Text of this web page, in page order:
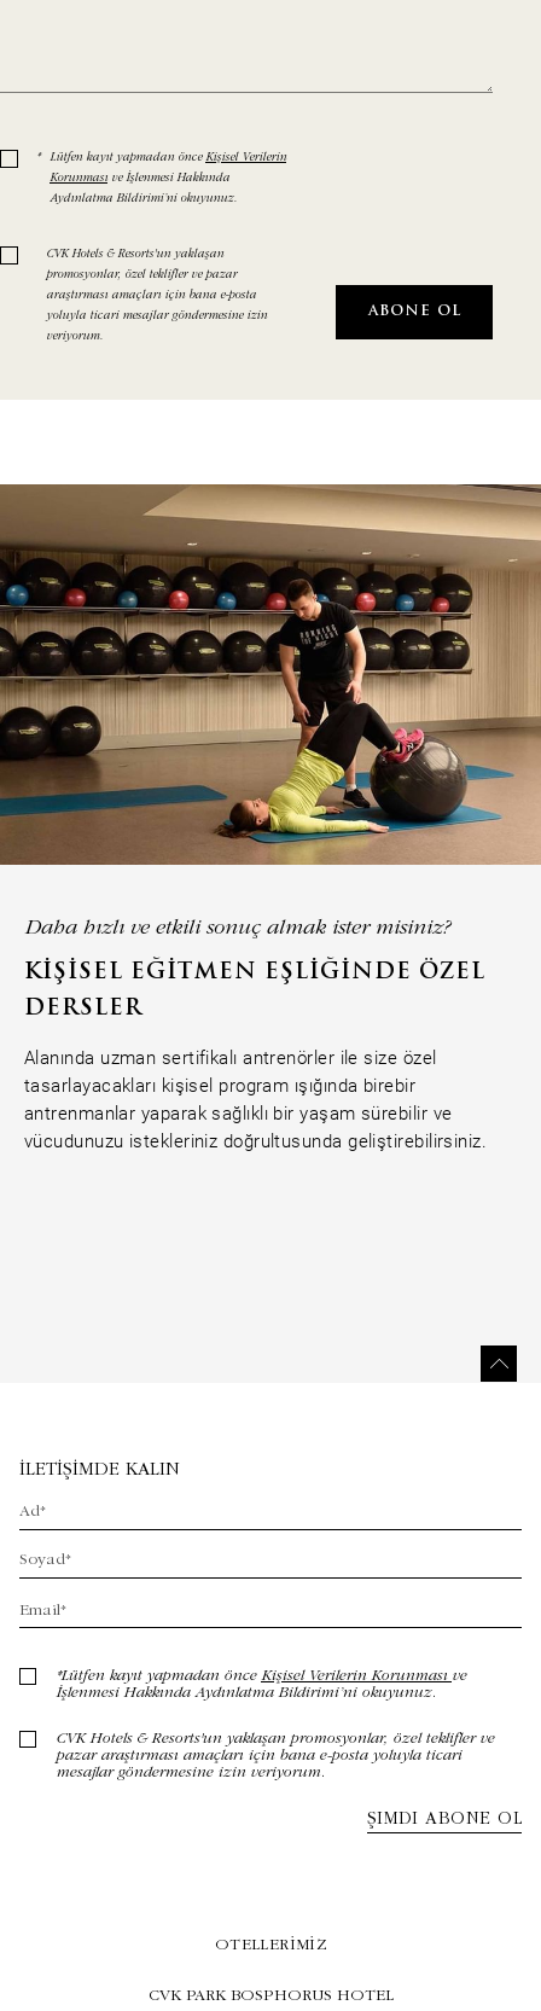
* Lütfen kayıt yapmadan önce Kişisel Verilerin
Korunması ve İşlenmesi Hakkında
Aydınlatma Bildirimi’ni okuyunuz.
CVK Hotels & Resorts'un yaklaşan
promosyonlar, özel teklifler ve pazar
araştırması amaçları için bana e-posta
yoluyla ticari mesajlar göndermesine izin
veriyorum.
ABONE OL
Daha hızlı ve etkili sonuç almak ister misiniz?
KIŞISEL EĞITMEN EŞLIĞINDE ÖZEL
DERSLER
Alanında uzman sertifikalı antrenörler ile size özel
tasarlayacakları kişisel program ışığında birebir
antrenmanlar yaparak sağlıklı bir yaşam sürebilir ve
vücudunuzu istekleriniz doğrultusunda geliştirebilirsiniz.
OTELLERIMIZ
CVK PARK BOSPHORUS HOTEL